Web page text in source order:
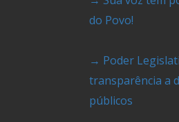
do Povo!
→ Poder
transparência a
públicos